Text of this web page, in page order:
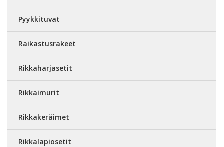
Pyykkituvat
Raikastusrakeet
Rikkaharjasetit
Rikkaimurit
Rikkakeräimet
Rikkalapiosetit